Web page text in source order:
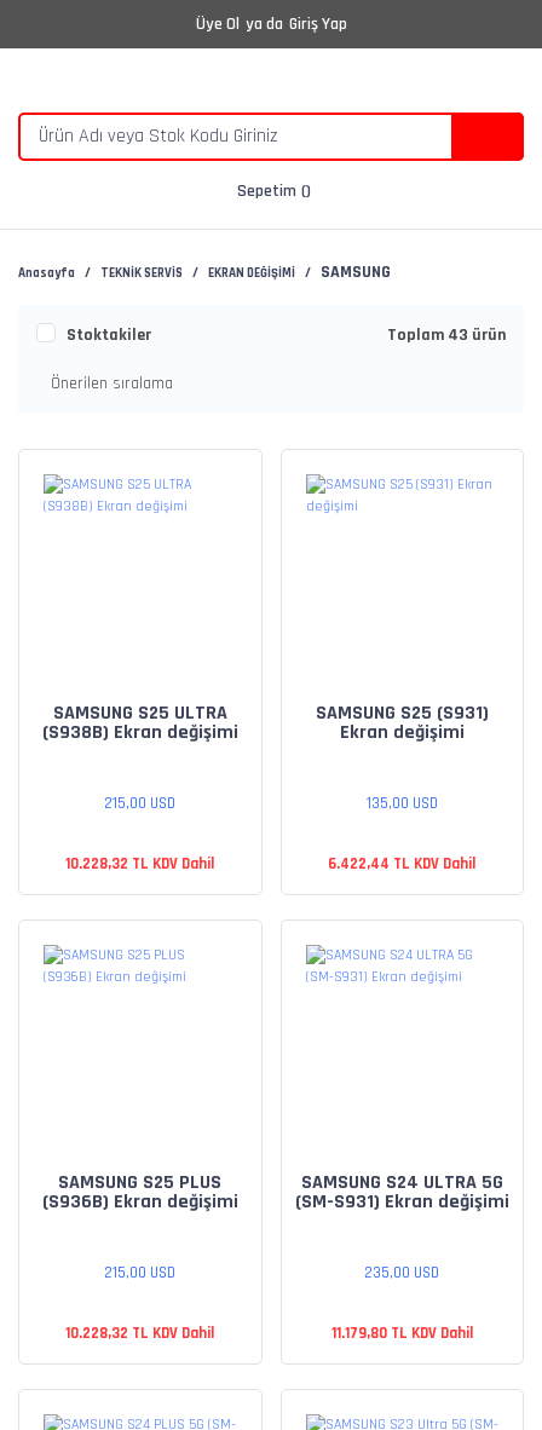
Üye Ol ya da Giriş Yap
Sepetim
Anasayfa TEKNİK SERVİS EKRAN DEĞİŞİMİ SAMSUNG
Stoktakiler Toplam 43 ürün
SAMSUNG S25 ULTRA
(S938B) Ekran değişimi
215,00 USD
10.228,32 TL KDV Dahil
SAMSUNG S25 (S931)
Ekran değişimi
135,00 USD
6.422,44 TL KDV Dahil
SAMSUNG S25 PLUS
(S936B) Ekran değişimi
215,00 USD
10.228,32 TL KDV Dahil
SAMSUNG S24 ULTRA 5G
(SM-S931) Ekran değişimi
235,00 USD
11.179,80 TL KDV Dahil